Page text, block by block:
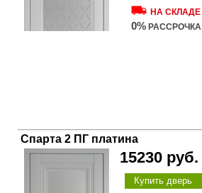
НА СКЛАДЕ
0% РАССРОЧКА
Спарта 2 ПГ платина
15230 руб.
Купить дверь